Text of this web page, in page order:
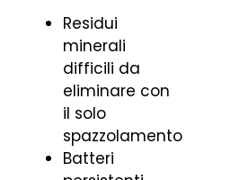
Residui
minerali
difficili da
eliminare con
il solo
spazzolamento
Batteri